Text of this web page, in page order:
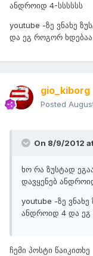
ანდროიდ 4-სსსსსს
youtube -ზე ვნახე
და ეგ როგორ ხდებაა
gio_kiborg
Posted
On 8/9/2012
ხო რა ზუსტად
დავყენებ
youtube -ზე
ანდროიდ 4 და ეგ
ჩემი პოსტი წაიკითხე